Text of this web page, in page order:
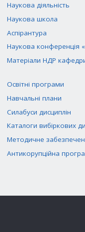
Наукова діяльність
Наукова школа
Аспірантура
Наукова конференція
Матеріали НДР
Освітні програми
Навчальні плани
Силабуси дисциплін
Каталоги вибіркових
Методичне
Антикорупційна